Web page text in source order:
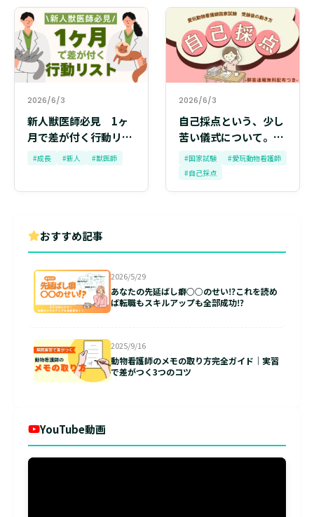
2026/6/3
新人獣医師必見 1ヶ
月で差が付く行動リス
ト#成長 #新人 #獣医師
2026/6/3
自己採点という、少し
苦い儀式について。愛
玩動物看護師国家試験
受験後の動き方
#国家試験
#愛玩動物看護師
#自己採点
おすすめ記事
2026/5/29
あなたの先延ばし癖○○のせい⁉これを読め
ば転職もスキルアップも全部成功⁉
2025/9/16
動物看護師のメモの取り方完全ガイド｜実習
で差がつく3つのコツ
YouTube動画